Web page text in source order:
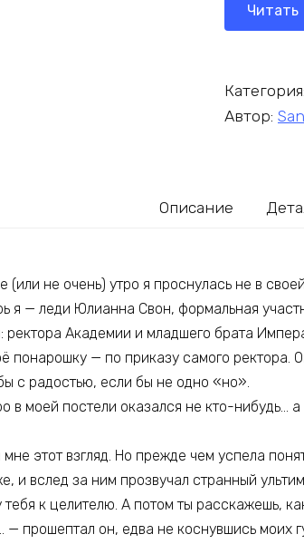
Читать
Категория:
Автор:
Описание
(или не очень) утро я проснулась не в
я — леди Юлианна Свон, формальная
Академии и младшего брата
понарошку — по приказу самого ректора.
с радостью, если бы не одно «но».
в моей постели оказался не кто-нибудь… а
этот взгляд. Но прежде чем успела
и вслед за ним прозвучал странный
к целителю. А потом ты расскажешь,
— прошептал он, едва не коснувшись моих